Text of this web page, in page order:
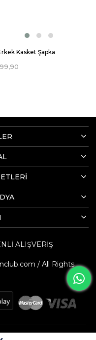
Kasket Şapka
ALIŞVERİŞ
/ All Rights